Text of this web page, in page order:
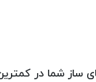
شما در